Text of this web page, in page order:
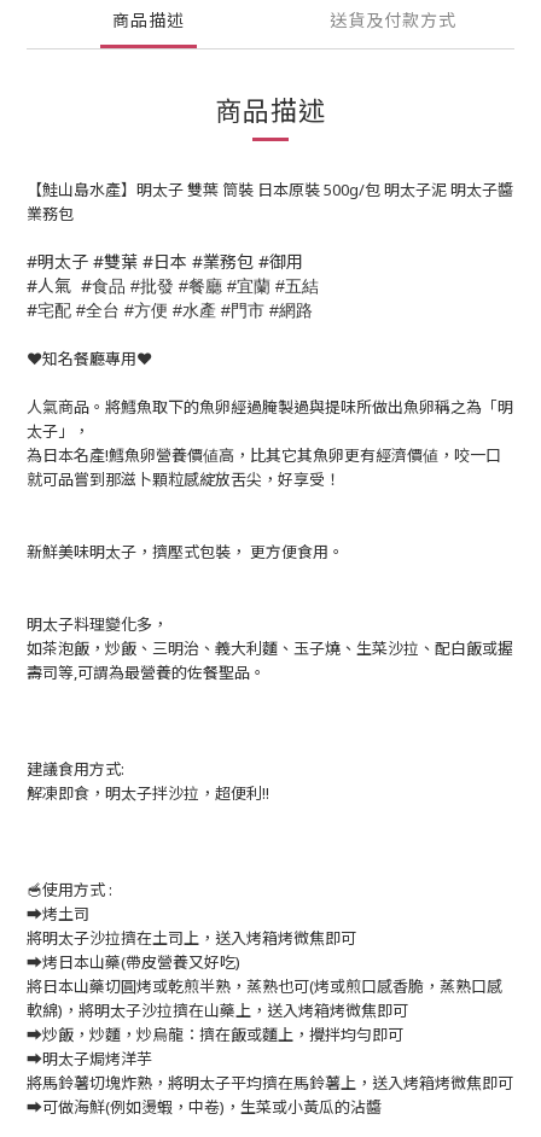
商品描述 送貨及付款方式
商品描述
【鮭山島水產】明太子 雙葉 筒裝 日本原裝 500g/包 明太子泥 明太子醬
業務包
#明太子 #雙葉 #日本 #業務包 #御用
#人氣 #食品 #批發 #餐廳 #宜蘭 #五結
#宅配 #全台 #方便 #水產 #門市 #網路
❤️知名餐廳專用❤️
人氣商品。將鱈魚取下的魚卵經過腌製過與提味所做出魚卵稱之為「明
太子」，
為日本名產!鱈魚卵營養價値高，比其它其魚卵更有經濟價値，咬一口
就可品嘗到那滋卜顆粒感綻放舌尖，好享受！
新鮮美味明太子，擠壓式包裝， 更方便食用。
明太子料理變化多，
如茶泡飯，炒飯、三明治、義大利麵、玉子燒、生菜沙拉、配白飯或握
壽司等,可謂為最營養的佐餐聖品。
建議食用方式:
解凍即食，明太子拌沙拉，超便利!!
🥣使用方式 :
➡️烤土司
將明太子沙拉擠在土司上，送入烤箱烤微焦即可
➡️烤日本山藥(帶皮營養又好吃)
將日本山藥切圓烤或乾煎半熟，蒸熟也可(烤或煎口感香脆，蒸熟口感
軟綿)，將明太子沙拉擠在山藥上，送入烤箱烤微焦即可
➡️炒飯，炒麵，炒烏龍：擠在飯或麵上，攪拌均勻即可
➡️明太子焗烤洋芋
將馬鈴薯切塊炸熟，將明太子平均擠在馬鈴薯上，送入烤箱烤微焦即可
➡️可做海鮮(例如燙蝦，中卷)，生菜或小黃瓜的沾醬